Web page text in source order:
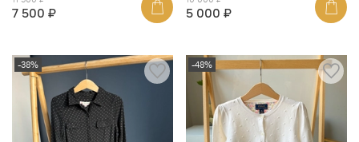
7 500 ₽ 5 000 ₽
-38% -48%